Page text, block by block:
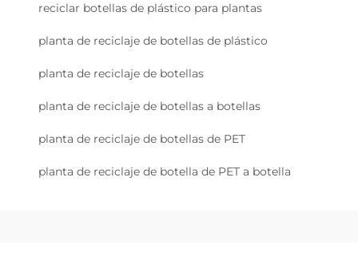
reciclar botellas de plástico para plantas
planta de reciclaje de botellas de plástico
planta de reciclaje de botellas
planta de reciclaje de botellas a botellas
planta de reciclaje de botellas de PET
planta de reciclaje de botella de PET a botella